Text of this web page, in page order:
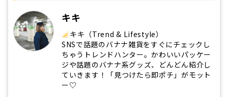
キキ
キキ（Trend & Lifestyle）
SNSで話題のバナナ雑貨をすぐにチェックし
ちゃうトレンドハンター。かわいいパッケー
ジや話題のバナナ系グッズ、どんどん紹介し
ていきます！「見つけたら即ポチ」がモット
ー♡